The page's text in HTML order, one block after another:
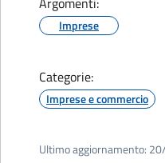
Imprese
Categorie:
Imprese e commercio
Ultimo aggiornamento: